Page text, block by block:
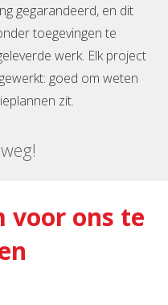
gegarandeerd, en dit
toegevingen te
werk. Elk project
goed om weten
zit.
voor ons te